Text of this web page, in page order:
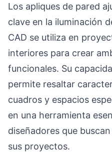
Los apliques de pared
clave en la iluminación
CAD se utiliza en
interiores para crear
funcionales. Su
permite resaltar
cuadros y espacios
en una herramienta
diseñadores que
sus proyectos.